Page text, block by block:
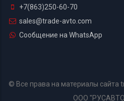
+7(863)250-60-70
sales@trade-avto.com
Сообщение на WhatsApp
© Все права на материалы сайта
ООО